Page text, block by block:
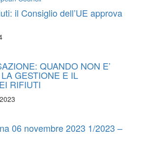
il Consiglio dell’UE approva
QUANDO NON E’
GESTIONE E IL
RIFIUTI
06 novembre 2023 1/2023 –